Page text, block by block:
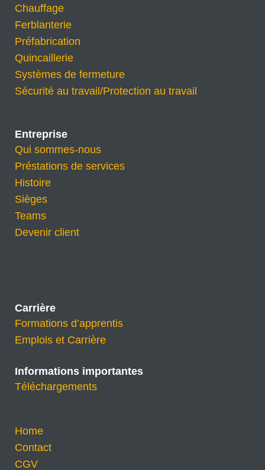
Chauffage
Ferblanterie
Préfabrication
Quincaillerie
Systèmes de fermeture
Sécurité au travail/Protection au travail
Entreprise
Qui sommes-nous
Préstations de services
Histoire
Sièges
Teams
Devenir client
Carrière
Formations d’apprentis
Emplois et Carrière
Informations importantes
Téléchargements
Home
Contact
CGV